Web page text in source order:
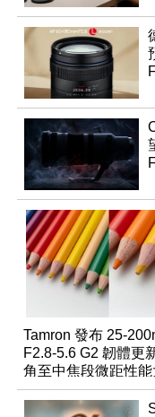
Tamron 發布 25-
F2.8-5.6 G2 韌體更
角至中焦段微距性能
升級